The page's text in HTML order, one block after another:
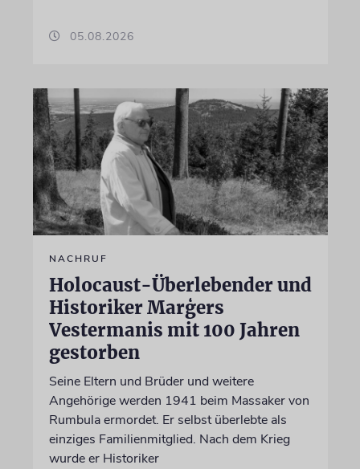
05.08.2026
NACHRUF
Holocaust-Überlebender und
Historiker Marģers
Vestermanis mit 100 Jahren
gestorben
Seine Eltern und Brüder und weitere
Angehörige werden 1941 beim Massaker von
Rumbula ermordet. Er selbst überlebte als
einziges Familienmitglied. Nach dem Krieg
wurde er Historiker